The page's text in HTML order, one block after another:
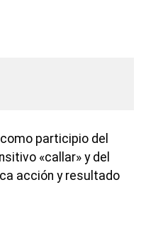
participio del
«callar» y del
acción y resultado